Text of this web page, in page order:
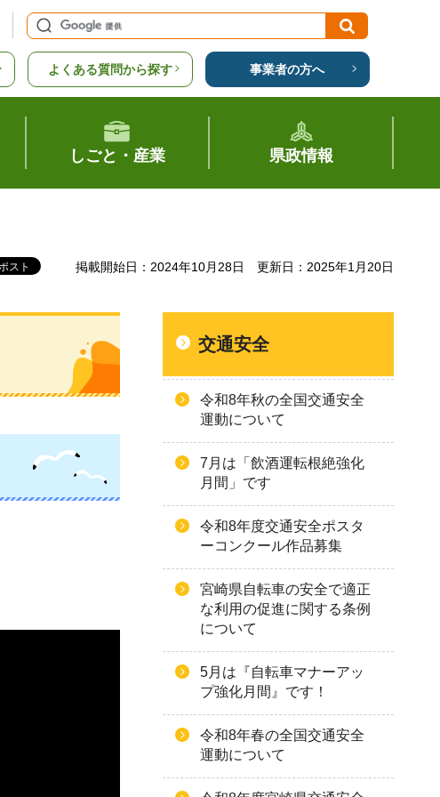
よくある質問から探す 事業者の方へ
しごと・産業 県政情報
掲載開始日：2024年10月28日 更新日：2025年1月20日
交通安全
令和8年秋の全国交通安全
運動について
7月は「飲酒運転根絶強化
月間」です
令和8年度交通安全ポスタ
ーコンクール作品募集
宮崎県自転車の安全で適正
な利用の促進に関する条例
について
5月は『自転車マナーアッ
プ強化月間』です！
令和8年春の全国交通安全
運動について